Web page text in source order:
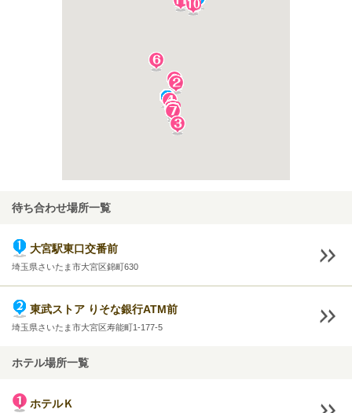
待ち合わせ場所一覧
大宮駅東口交番前
埼玉県さいたま市大宮区錦町630
東武ストア りそな銀行ATM前
埼玉県さいたま市大宮区寿能町1-177-5
ホテル場所一覧
ホテルＫ